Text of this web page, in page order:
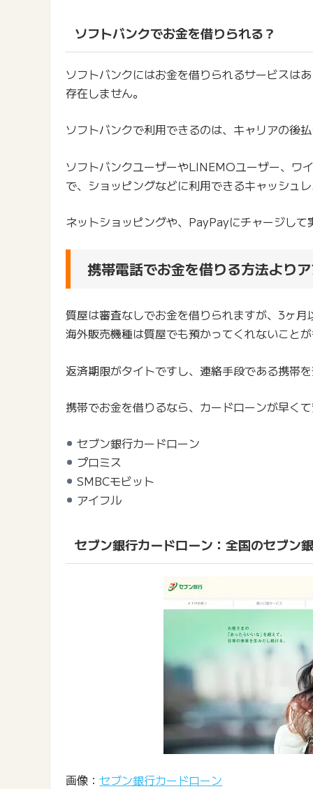
ソフトバンクでお金を借りられる？
ソフトバンクにはお金を借りられるサービスは
存在しません。
ソフトバンクで利用できるのは、キャリアの後
ソフトバンクユーザーやLINEMOユーザー、ワ
で、ショッピングなどに利用できるキャッシュ
ネットショッピングや、PayPayにチャージし
携帯電話でお金を借りる方法より
質屋は審査なしでお金を借りられますが、3ヶ
海外販売機種は質屋でも預かってくれないこと
返済期限がタイトですし、連絡手段である携帯
携帯でお金を借りるなら、カードローンが早く
セブン銀行カードローン
プロミス
SMBCモビット
アイフル
セブン銀行カードローン：全国のセブン
画像：セブン銀行カードローン